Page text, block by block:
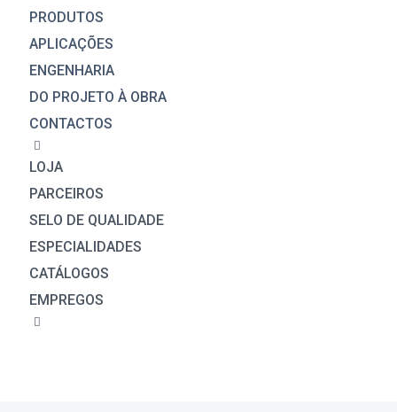
PRODUTOS
APLICAÇÕES
ENGENHARIA
DO PROJETO À OBRA
CONTACTOS
LOJA
PARCEIROS
SELO DE QUALIDADE
ESPECIALIDADES
CATÁLOGOS
EMPREGOS